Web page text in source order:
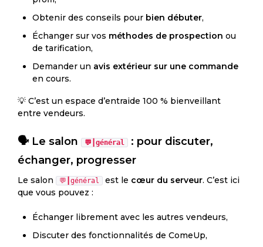
Obtenir des conseils pour bien débuter,
Échanger sur vos méthodes de prospection ou
de tarification,
Demander un avis extérieur sur une commande
en cours.
💡 C’est un espace d’entraide 100 % bienveillant
entre vendeurs.
🗣 Le salon 💬┃général
: pour discuter,
échanger, progresser
Le salon 💬┃général est le cœur du serveur. C’est ici
que vous pouvez :
Échanger librement avec les autres vendeurs,
Discuter des fonctionnalités de ComeUp,